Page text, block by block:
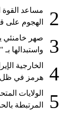
2
الهجوم على
3
صهر خامنئي
واستبدالها
4
الخارجية
هرمز في ظل
5
الولايات
المرتبطة